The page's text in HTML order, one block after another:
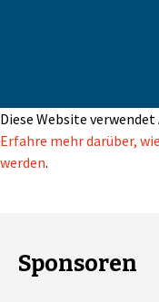
Diese Website
Erfahre mehr darüber,
werden.
Sponsoren